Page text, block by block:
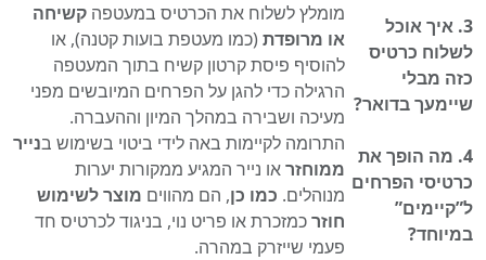
3. איך אוכל
לשלוח כרטיס
כזה מבלי
שיימעך בדואר?
מומלץ לשלוח את הכרטיס במעטפה קשיחה
או מרופדת(כמו מעטפת בועות קטנה), או
להוסיף פיסת קרטון קשיח בתוך המעטפה
הרגילה כדי להגן על הפרחים המיובשים מפני
מעיכה ושבירה במהלך המיון וההעברה.
4. מה הופך את
כרטיסי הפרחים
ל”קיימים”
במיוחד?
התרומה לקיימות באה לידי ביטוי בשימוש בנייר
ממוחזראו נייר המגיע ממקורות יערות
מנוהלים. כמו כן, הם מהווים מוצר לשימוש
חוזרכמזכרת או פריט נוי, בניגוד לכרטיס חד
פעמי שייזרק במהרה.